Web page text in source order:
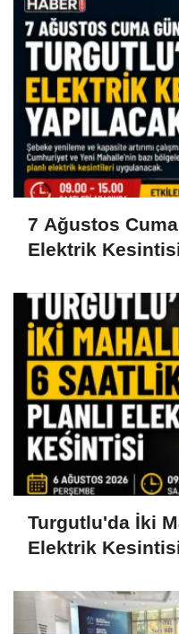
7 Ağustos
Elektrik
Turgutlu'da İki
Elektrik